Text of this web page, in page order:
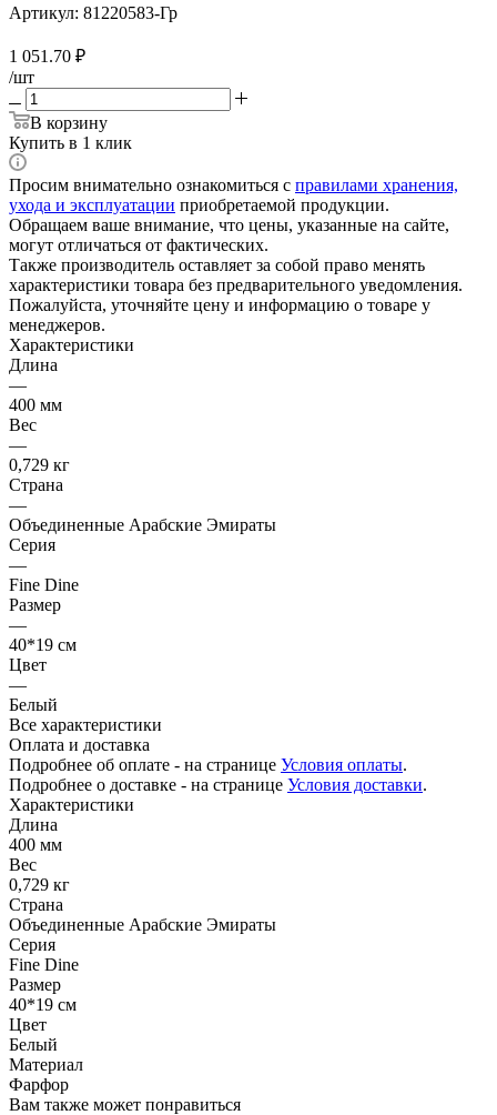
Артикул: 81220583-Гр
1 051.70 ₽
/шт
В корзину
Купить в 1 клик
Просим внимательно ознакомиться с правилами хранения,
ухода и эксплуатации приобретаемой продукции.
Обращаем ваше внимание, что цены, указанные на сайте,
могут отличаться от фактических.
Также производитель оставляет за собой право менять
характеристики товара без предварительного уведомления.
Пожалуйста, уточняйте цену и информацию о товаре у
менеджеров.
Характеристики
Длина
—
400 мм
Вес
—
0,729 кг
Страна
—
Объединенные Арабские Эмираты
Серия
—
Fine Dine
Размер
—
40*19 см
Цвет
—
Белый
Все характеристики
Оплата и доставка
Подробнее об оплате - на странице Условия оплаты.
Подробнее о доставке - на странице Условия доставки.
Характеристики
Длина
400 мм
Вес
0,729 кг
Страна
Объединенные Арабские Эмираты
Серия
Fine Dine
Размер
40*19 см
Цвет
Белый
Материал
Фарфор
Вам также может понравиться